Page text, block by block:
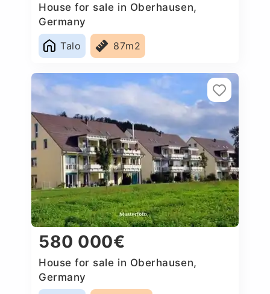
House for sale in Oberhausen,
Germany
Talo
87m2
580 000€
House for sale in Oberhausen,
Germany